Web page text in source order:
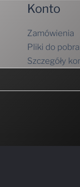
Konto
Zamówienia
Pliki do
Szczegóły